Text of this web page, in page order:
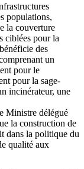
populations,
la couverture
ciblées pour la
des
un
pour le
pour la sage-
incinérateur, une
Ministre délégué
la construction de
dans la politique du
qualité aux